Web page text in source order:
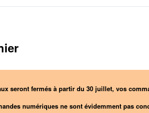
seront fermés à partir du 30 juillet, vos
numériques ne sont évidemment pas